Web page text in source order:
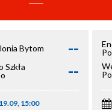
Bytom --
Szkła
--
19.09, 15:00